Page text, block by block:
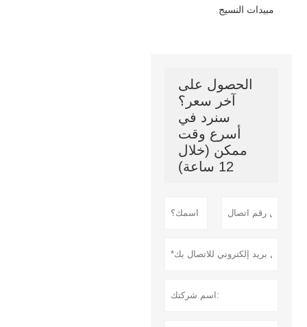
مبيدات النسيج
الحصول على
آخر سعر؟
سنرد في
أسرع وقت
ممكن (خلال
12 ساعة)